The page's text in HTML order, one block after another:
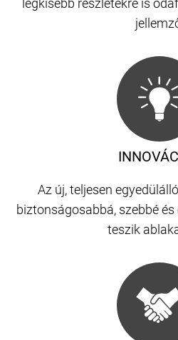
legkisebb részletekre is
Az új, teljesen
biztonságosabbá, szebbé
teszik